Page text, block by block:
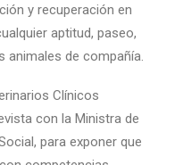
y recuperación en
aptitud, paseo,
de compañía.
Clínicos
con la Ministra de
para exponer que